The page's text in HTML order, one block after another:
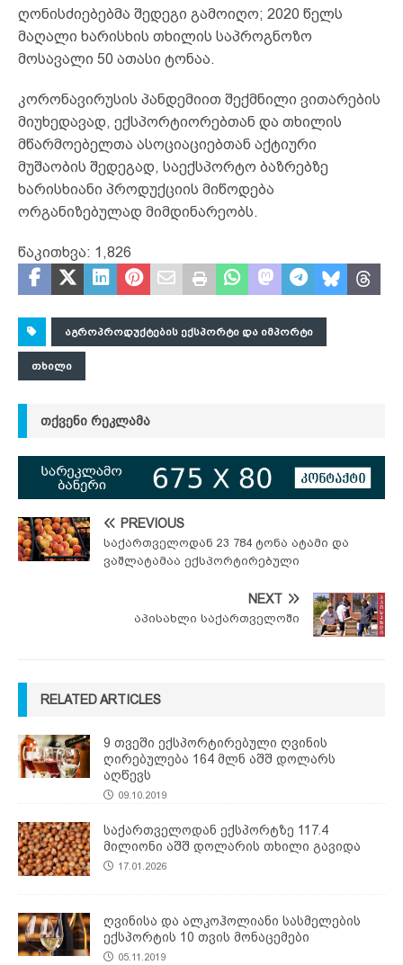
ღონისძიებებმა შედეგი გამოიღო; 2020 წელს
მაღალი ხარისხის თხილის საპროგნოზო
მოსავალი 50 ათასი ტონაა.
კორონავირუსის პანდემიით შექმნილი ვითარების
მიუხედავად, ექსპორტიორებთან და თხილის
მწარმოებელთა ასოციაციებთან აქტიური
მუშაობის შედეგად, საექსპორტო ბაზრებზე
ხარისხიანი პროდუქციის მიწოდება
ორგანიზებულად მიმდინარეობს.
წაკითხვა: 1,826
ᲐᲒᲠᲝᲞᲠᲝᲓᲣᲥᲢᲔᲑᲘᲡ ᲔᲥᲡᲞᲝᲠᲢᲘ ᲓᲐ ᲘᲛᲞᲝᲠᲢᲘ
ᲗᲮᲘᲚᲘ
ᲗᲥᲕᲔᲜᲘ ᲠᲔᲙᲚᲐᲛᲐ
PREVIOUS
საქართველოდან 23 784 ტონა ატამი და
ვაშლატამაა ექსპორტირებული
NEXT
აპისახლი საქართველოში
RELATED ARTICLES
9 თვეში ექსპორტირებული ღვინის
ღირებულება 164 მლნ აშშ დოლარს
აღწევს
09.10.2019
საქართველოდან ექსპორტზე 117.4
მილიონი აშშ დოლარის თხილი გავიდა
17.01.2026
ღვინისა და ალკოჰოლიანი სასმელების
ექსპორტის 10 თვის მონაცემები
05.11.2019